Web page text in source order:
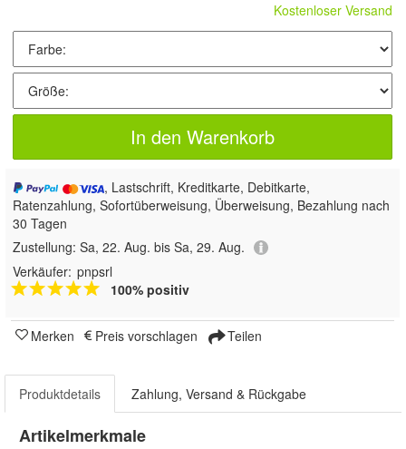
Kostenloser Versand
In den Warenkorb
, Lastschrift, Kreditkarte, Debitkarte,
Ratenzahlung, Sofortüberweisung, Überweisung, Bezahlung nach
30 Tagen
Zustellung: Sa, 22. Aug. bis Sa, 29. Aug.
Verkäufer: pnpsrl
100% positiv
Merken Preis vorschlagen Teilen
Produktdetails Zahlung, Versand & Rückgabe
Artikelmerkmale